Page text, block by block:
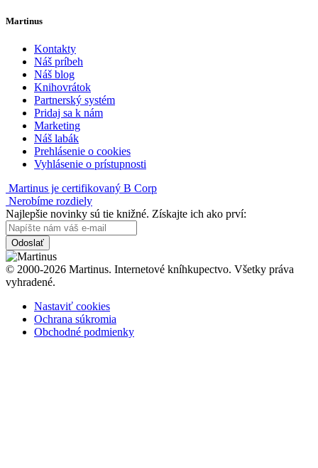
Martinus
Kontakty
Náš príbeh
Náš blog
Knihovrátok
Partnerský systém
Pridaj sa k nám
Marketing
Náš labák
Prehlásenie o cookies
Vyhlásenie o prístupnosti
Martinus je certifikovaný B Corp
Nerobíme rozdiely
Najlepšie novinky sú tie knižné. Získajte ich ako prví:
Odoslať
© 2000-2026 Martinus. Internetové kníhkupectvo. Všetky práva
vyhradené.
Nastaviť cookies
Ochrana súkromia
Obchodné podmienky